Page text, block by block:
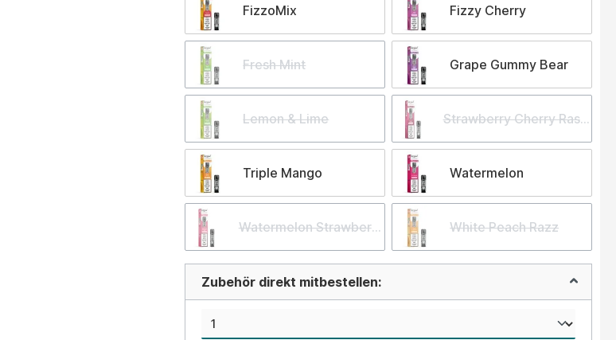
FizzoMix Fizzy Cherry
Fresh Mint Grape Gummy Bear
Lemon & Lime Strawberry Cherry
Triple Mango Watermelon
Watermelon Strawberry Kiwi White Peach Razz
Zubehör direkt mitbestellen: